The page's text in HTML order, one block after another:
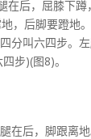
在后，屈膝下
，后脚要蹬地
分叫六四步。
步)(图8)。
在后，脚跟离